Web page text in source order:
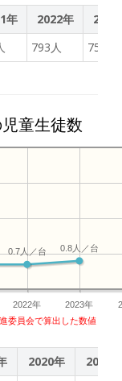
年 2022年
2023
793人 755人
童生徒数
2022年 2023年
0.8人／台
0.7人／台
委員会で算出した数値
2020年
2021年